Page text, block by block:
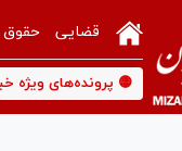
قضایی حقوق
🟡 پرونده‌های ویژه